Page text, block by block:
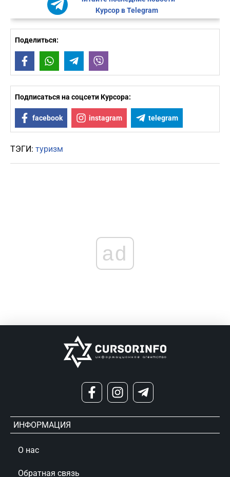
Курсор в Telegram
Поделиться:
FacebookWhatsAppTelegram
Подписаться на соцсети Курсора:
facebook instagram telegram
ТЭГИ: туризм
ad
ИНФОРМАЦИЯ
О нас
Обратная связь